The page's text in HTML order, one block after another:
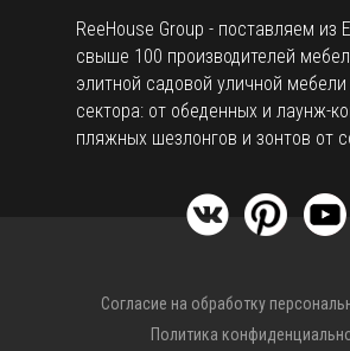
ReeHouse Group - поставляем из
свыше 100 производителей
элитной садовой уличной мебели
сектора: от обеденных и лаунж-
пляжных шезлонгов и зонтов от
Согласие на обработку
Политика